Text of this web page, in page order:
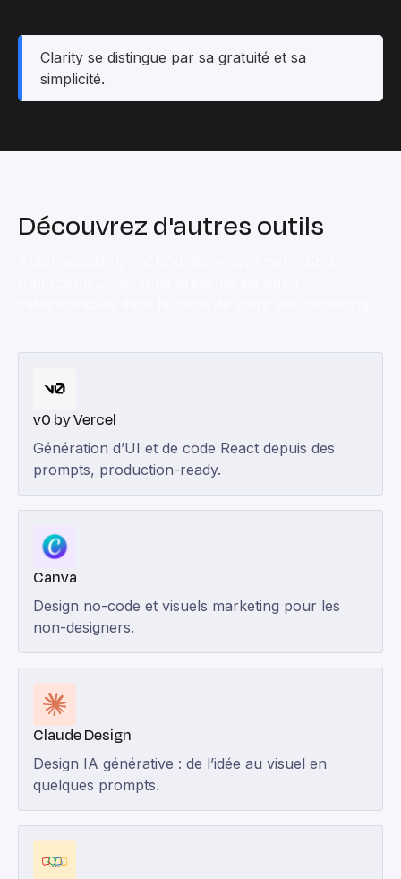
Clarity se distingue par sa gratuité et sa
simplicité.
Découvrez d'autres outils
v0 by Vercel
Génération d’UI et de code React depuis des
prompts, production-ready.
Canva
Design no-code et visuels marketing pour les
non-designers.
Claude Design
Design IA générative : de l’idée au visuel en
quelques prompts.